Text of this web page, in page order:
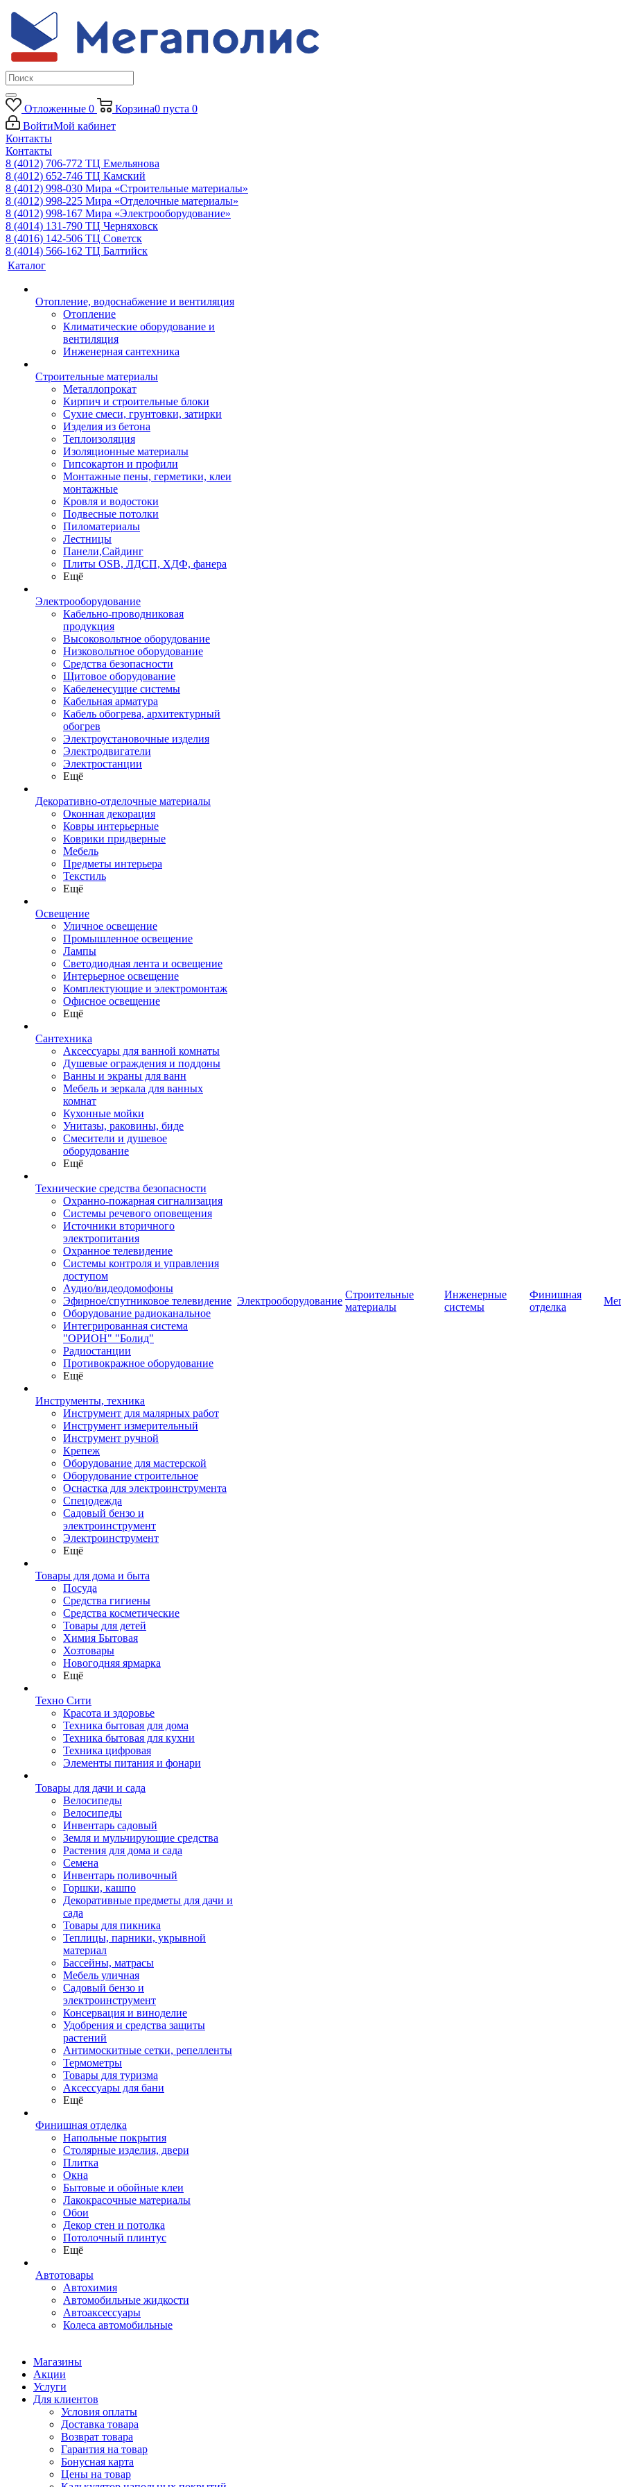
Отложенные 0 Корзина0 пуста 0
ВойтиМой кабинет
Контакты
Контакты
8 (4012) 706-772 ТЦ Емельянова
8 (4012) 652-746 ТЦ Камский
8 (4012) 998-030 Мира «Строительные материалы»
8 (4012) 998-225 Мира «Отделочные материалы»
8 (4012) 998-167 Мира «Электрооборудование»
8 (4014) 131-790 ТЦ Черняховск
8 (4016) 142-506 ТЦ Советск
8 (4014) 566-162 ТЦ Балтийск
Каталог
Отопление, водоснабжение и вентиляция
Отопление
Климатические оборудование и
вентиляция
Инженерная сантехника
Строительные материалы
Металлопрокат
Кирпич и строительные блоки
Сухие смеси, грунтовки, затирки
Изделия из бетона
Теплоизоляция
Изоляционные материалы
Гипсокартон и профили
Монтажные пены, герметики, клеи
монтажные
Кровля и водостоки
Подвесные потолки
Пиломатериалы
Лестницы
Панели,Сайдинг
Плиты OSB, ЛДСП, ХДФ, фанера
Ещё
Электрооборудование
Кабельно-проводниковая
продукция
Высоковольтное оборудование
Низковольтное оборудование
Средства безопасности
Щитовое оборудование
Кабеленесущие системы
Кабельная арматура
Кабель обогрева, архитектурный
обогрев
Электроустановочные изделия
Электродвигатели
Электростанции
Ещё
Декоративно-отделочные материалы
Оконная декорация
Ковры интерьерные
Коврики придверные
Мебель
Предметы интерьера
Текстиль
Ещё
Освещение
Уличное освещение
Промышленное освещение
Лампы
Светодиодная лента и освещение
Интерьерное освещение
Комплектующие и электромонтаж
Офисное освещение
Ещё
Сантехника
Аксессуары для ванной комнаты
Душевые ограждения и поддоны
Ванны и экраны для ванн
Мебель и зеркала для ванных
комнат
Кухонные мойки
Унитазы, раковины, биде
Смесители и душевое
оборудование
Ещё
Технические средства безопасности
Охранно-пожарная сигнализация
Системы речевого оповещения
Источники вторичного
электропитания
Охранное телевидение
Системы контроля и управления
доступом
Аудио/видеодомофоны
Эфирное/спутниковое телевидение
Оборудование радиоканальное
Интегрированная система
"ОРИОН" "Болид"
Радиостанции
Противокражное оборудование
Ещё
Инструменты, техника
Инструмент для малярных работ
Инструмент измерительный
Инструмент ручной
Крепеж
Оборудование для мастерской
Оборудование строительное
Оснастка для электроинструмента
Спецодежда
Садовый бензо и
электроинструмент
Электроинструмент
Ещё
Товары для дома и быта
Посуда
Средства гигиены
Средства косметические
Товары для детей
Химия Бытовая
Хозтовары
Новогодняя ярмарка
Ещё
Техно Сити
Красота и здоровье
Техника бытовая для дома
Техника бытовая для кухни
Техника цифровая
Элементы питания и фонари
Товары для дачи и сада
Велосипеды
Велосипеды
Инвентарь садовый
Земля и мульчирующие средства
Растения для дома и сада
Семена
Инвентарь поливочный
Горшки, кашпо
Декоративные предметы для дачи и
сада
Товары для пикника
Теплицы, парники, укрывной
материал
Бассейны, матрасы
Мебель уличная
Садовый бензо и
электроинструмент
Консервация и виноделие
Удобрения и средства защиты
растений
Антимоскитные сетки, репелленты
Термометры
Товары для туризма
Аксессуары для бани
Ещё
Финишная отделка
Напольные покрытия
Столярные изделия, двери
Плитка
Окна
Бытовые и обойные клеи
Лакокрасочные материалы
Обои
Декор стен и потолка
Потолочный плинтус
Ещё
Автотовары
Автохимия
Автомобильные жидкости
Автоаксессуары
Колеса автомобильные
Электрооборудование
Строительные
материалы
Инженерные
системы
Финишная
отделка
Магазины
Акции
Услуги
Для клиентов
Условия оплаты
Доставка товара
Возврат товара
Гарантия на товар
Бонусная карта
Цены на товар